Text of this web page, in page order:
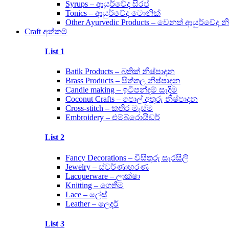
Syrups – ආයුර්වේද සිරප්
Tonics – ආයුර්වේද ටොනික්
Other Ayurvedic Products – වෙනත් ආයුර්වේද
Craft අත්කම්
List 1
Batik Products – බතික් නිෂ්පාදන
Brass Products – පිත්තල නිෂ්පාදන
Candle making – ඉටිපන්දම් සෑදීම
Coconut Crafts – පොල් අතුරු නිෂ්පාදන
Cross-stitch – කතිර මැස්ම
Embroidery – එම්බ්රොයිඩර්
List 2
Fancy Decorations – විසිතුරු සැරසිලි
Jewelry – ස්වර්ණාභරණ
Lacquerware – ලාක්ෂා
Knitting – ගෙතීම
Lace – ලේස්
Leather – ලෙදර්
List 3